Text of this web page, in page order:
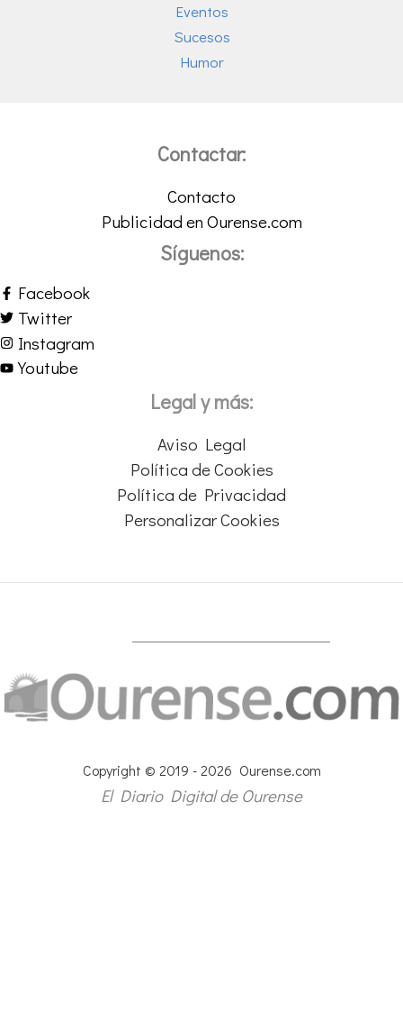
Eventos
Sucesos
Humor
Contactar:
Contacto
Publicidad en Ourense.com
Síguenos:
Facebook
Twitter
Instagram
Youtube
Legal y más:
Aviso Legal
Política de Cookies
Política de Privacidad
Personalizar Cookies
Copyright © 2019 - 2026 Ourense.com
El Diario Digital de Ourense